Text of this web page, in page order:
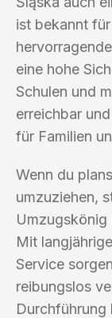
ist bekannt
eine hohe
Schulen und
erreichbar
für Familien
Wenn du
umzuziehen,
Umzugskönig
Mit
Service
reibungslos
Durchführung